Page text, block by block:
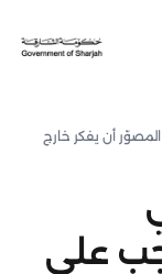
2022" : يجب على المصوّر أن يفكر خارج
2022" : يجب على